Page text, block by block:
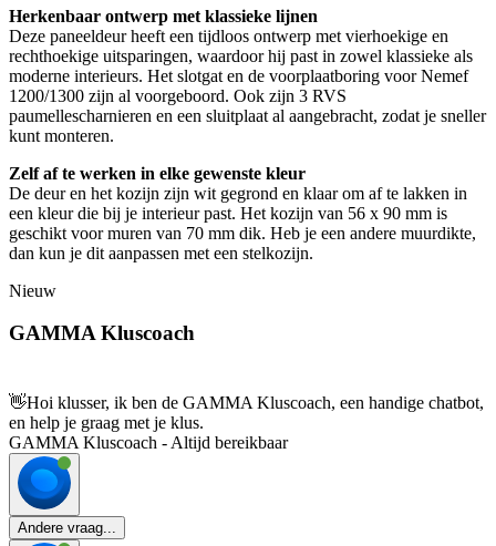
Herkenbaar ontwerp met klassieke lijnen
Deze paneeldeur heeft een tijdloos ontwerp met vierhoekige en
rechthoekige uitsparingen, waardoor hij past in zowel klassieke als
moderne interieurs. Het slotgat en de voorplaatboring voor Nemef
1200/1300 zijn al voorgeboord. Ook zijn 3 RVS
paumellescharnieren en een sluitplaat al aangebracht, zodat je sneller
kunt monteren.
Zelf af te werken in elke gewenste kleur
De deur en het kozijn zijn wit gegrond en klaar om af te lakken in
een kleur die bij je interieur past. Het kozijn van 56 x 90 mm is
geschikt voor muren van 70 mm dik. Heb je een andere muurdikte,
dan kun je dit aanpassen met een stelkozijn.
Nieuw
GAMMA Kluscoach
👋Hoi klusser, ik ben de GAMMA Kluscoach, een handige chatbot,
en help je graag met je klus.
GAMMA Kluscoach - Altijd bereikbaar
Andere vraag...